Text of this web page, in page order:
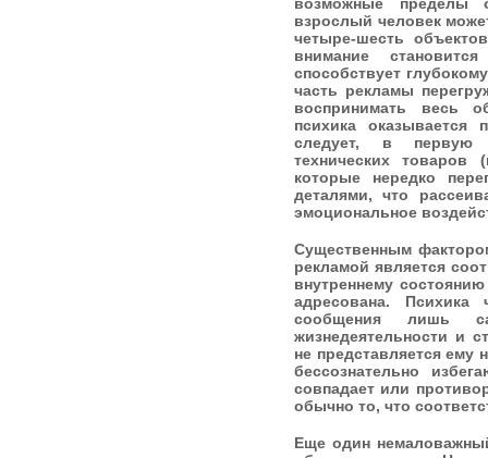
взрослый человек
четыре-шесть
внимание
способствует
часть рекламы
воспринимать весь
психика оказывается
следует, в первую
технических товаров
которые нередко
деталями, что
эмоциональное
Существенным
рекламой является
внутреннему
адресована. Психика
сообщения лишь
жизнедеятельности и
не представляется
бессознательно
совпадает или
обычно то, что
Еще один